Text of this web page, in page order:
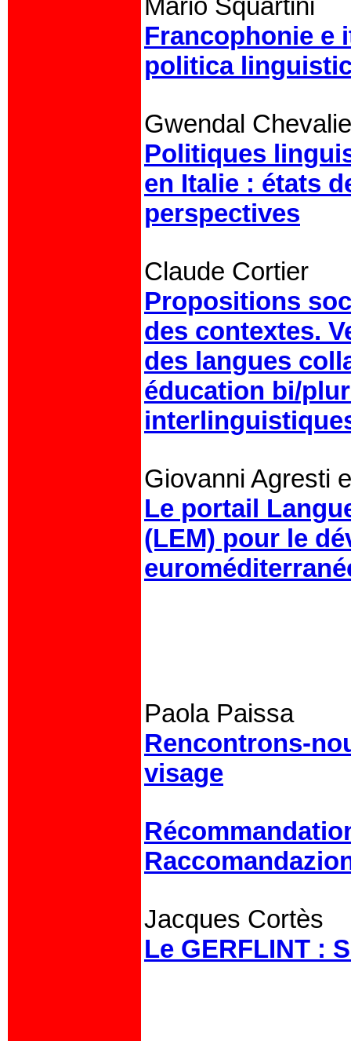
Mario Squartini
Francophonie e
politica
Gwendal
Politiques
en Italie : états
perspectives
Claude Cortier
Propositions
des contextes.
des langues
éducation bi/
Giovanni Agresti
Le portail
(LEM) pour le
Paola Paissa
Rencontrons-
visage
Jacques Cortès
Le GERFLINT :